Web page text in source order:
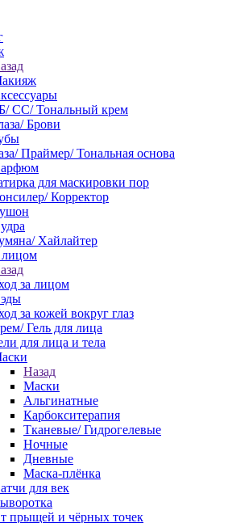
СС/ Тональный крем
Брови
Праймер/ Тональная основа
для маскировки пор
Корректор
Хайлайтер
лицом
за лицом
за кожей вокруг глаз
Гель для лица
для лица и тела
Назад
Маски
Альгинатные
Карбокситерапия
Тканевые/ Гидрогелевые
Ночные
Дневные
Маска-плёнка
для век
прыщей и чёрных точек